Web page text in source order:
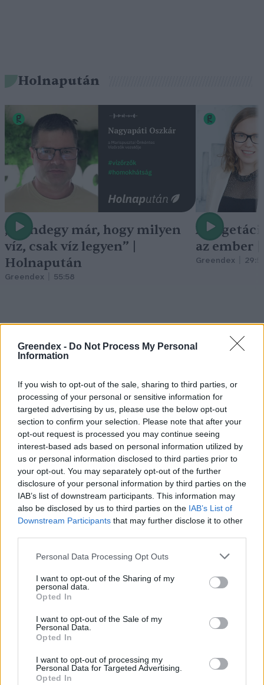
Greendex - Do Not Process My Personal
Information
If you wish to opt-out of the sale, sharing to third parties, or
processing of your personal or sensitive information for
targeted advertising by us, please use the below opt-out
section to confirm your selection. Please note that after your
opt-out request is processed you may continue seeing
interest-based ads based on personal information utilized by
us or personal information disclosed to third parties prior to
your opt-out. You may separately opt-out of the further
disclosure of your personal information by third parties on the
IAB’s list of downstream participants. This information may
also be disclosed by us to third parties on the IAB’s List of
Downstream Participants that may further disclose it to other
Personal Data Processing Opt Outs
I want to opt-out of the Sharing of my
personal data.
Opted In
I want to opt-out of the Sale of my
Personal Data.
Opted In
I want to opt-out of processing my
Personal Data for Targeted Advertising.
Opted In
Holnapután
„Mindegy már, hogy milyen
víz, csak víz legyen” |
Holnapután
Greendex 55:58
A
az ember
Greendex
Pár éven belül
szivacsvárosokká kellene
alakítanunk a településeinket –
Podcast
PODCAST Novák Zsombor 2 perc